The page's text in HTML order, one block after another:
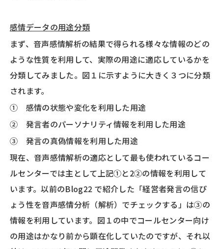
感情データの用途分類
まず、音声感情解析の結果で得られる様々な情報のどの
ような性質を利用して、実際の用途に適応しているかを
分類してみました。図１に示すように大きく３つに分類
されます。
① 感情の状態や変化を利用した用途
② 発言者のパーソナリティ情報を利用した用途
③ 発言の真偽情報を利用した用途
現在、音声感情解析の適応として最も使われているコー
ルセンターでは主として上記①と2②の情報を利用して
います。以前のBlog22 で紹介した「経営者発言の信ぴ
ょう性を音声感情分析（解析）でチェックする」は③の
情報を利用しています。図１の中でコールセンター向け
の用途はかなり前から顕在化していたのですが、それ以